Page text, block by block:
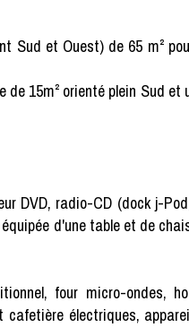
Sud et Ouest) de 65 m²
15m² orienté plein Sud et
DVD, radio-CD (dock j-
d'une table et de
four micro-ondes,
cafetière électriques,